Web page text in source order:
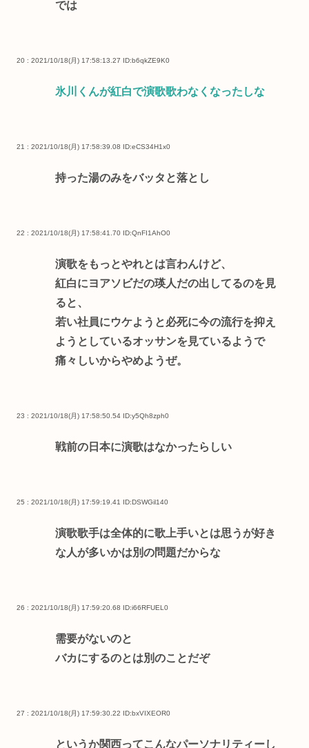
では
20 : 2021/10/18(月) 17:58:13.27 ID:b6qkZE9K0
氷川くんが紅白で演歌歌わなくなったしな
21 : 2021/10/18(月) 17:58:39.08 ID:eCS34H1x0
持った湯のみをバッタと落とし
22 : 2021/10/18(月) 17:58:41.70 ID:QnFI1AhO0
演歌をもっとやれとは言わんけど、
紅白にヨアソビだの瑛人だの出してるのを見
ると、
若い社員にウケようと必死に今の流行を抑え
ようとしているオッサンを見ているようで
痛々しいからやめようぜ。
23 : 2021/10/18(月) 17:58:50.54 ID:y5Qh8zph0
戦前の日本に演歌はなかったらしい
25 : 2021/10/18(月) 17:59:19.41 ID:DSWGil140
演歌歌手は全体的に歌上手いとは思うが好き
な人が多いかは別の問題だからな
26 : 2021/10/18(月) 17:59:20.68 ID:i66RFUEL0
需要がないのと
バカにするのとは別のことだぞ
27 : 2021/10/18(月) 17:59:30.22 ID:bxVIXEOR0
というか関西ってこんなパーソナリティーし